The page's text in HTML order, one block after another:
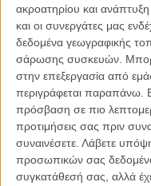
ακροατηρίου και
και οι συνεργάτες μας
δεδομένα γεωγραφικής
σάρωσης συσκευών.
στην επεξεργασία από
περιγράφεται παραπάνω.
πρόσβαση σε πιο
προτιμήσεις σας πριν
συναινέσετε. Λάβετε
προσωπικών σας
συγκατάθεσή σας, αλλά
Διαβάστε ακόμη:Ακόμη
τρέιλερ για το «Μiss
του Τιμ Μπάρτον